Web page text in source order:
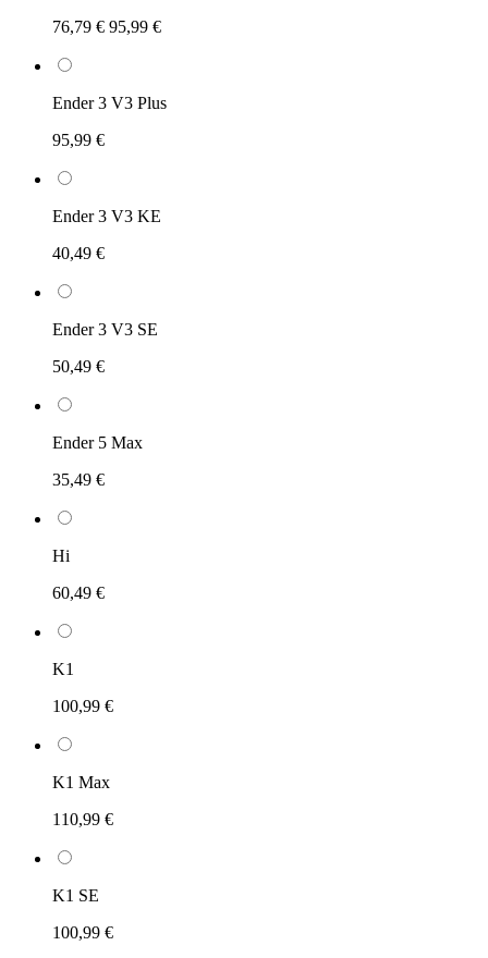
76,79 € 95,99 €
Ender 3 V3 Plus
95,99 €
Ender 3 V3 KE
40,49 €
Ender 3 V3 SE
50,49 €
Ender 5 Max
35,49 €
Hi
60,49 €
K1
100,99 €
K1 Max
110,99 €
K1 SE
100,99 €